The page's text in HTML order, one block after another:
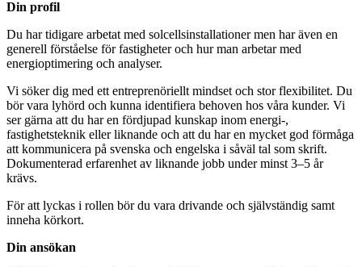
Din profil
Du har tidigare arbetat med solcellsinstallationer men har även en
generell förståelse för fastigheter och hur man arbetar med
energioptimering och analyser.
Vi söker dig med ett entreprenöriellt mindset och stor flexibilitet. Du
bör vara lyhörd och kunna identifiera behoven hos våra kunder. Vi
ser gärna att du har en fördjupad kunskap inom energi-,
fastighetsteknik eller liknande och att du har en mycket god förmåga
att kommunicera på svenska och engelska i såväl tal som skrift.
Dokumenterad erfarenhet av liknande jobb under minst 3–5 år
krävs.
För att lyckas i rollen bör du vara drivande och självständig samt
inneha körkort.
Din ansökan